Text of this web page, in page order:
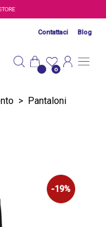
Contattaci Blog
0
> Pantaloni
-19%